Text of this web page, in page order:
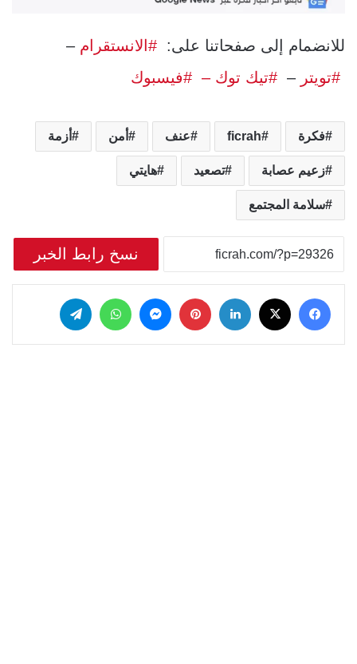
للانضمام إلى صفحاتنا على: #الانستقرام –
#تويتر – #تيك توك – #فيسبوك
فكرة ficrah عنف أمن أزمة
زعيم عصابة تصعيد هايتي
سلامة المجتمع
نسخ رابط الخبر
فيسبوك لينكدإن بينتيريست
ماسنجر واتساب